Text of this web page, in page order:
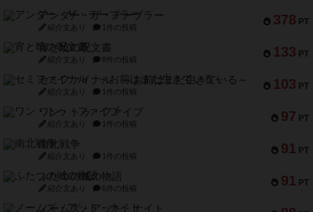
378 PT
アンダー・ザ・テーブラー
紹介文あり 1件の投稿
133 PT
宵と暁の呪文書
紹介文あり 8件の投稿
103 PT
セミファイナル ～お前はまだ生きている～
紹介文あり 1件の投稿
97 PT
ワン・トゥ・ファイブ
紹介文あり 1件の投稿
91 PT
南北戦争
紹介文あり 1件の投稿
91 PT
ふたつの城の物語
紹介文あり 6件の投稿
ノームズ・アット・ナイト